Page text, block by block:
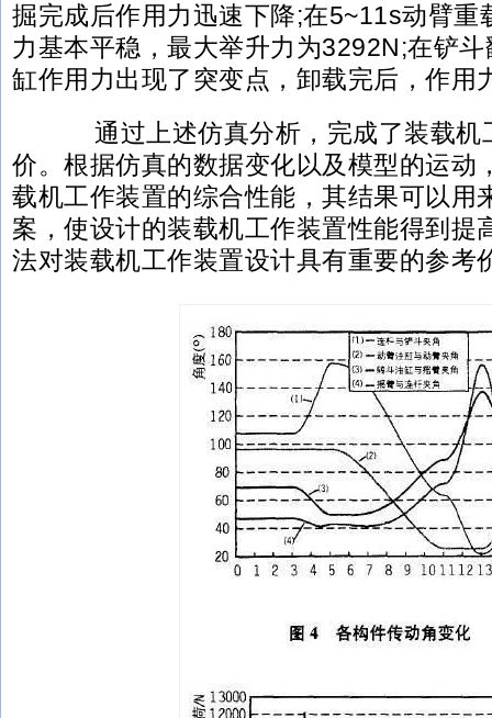
掘完成后作用力迅速下降;在5~11s动臂重
力基本平稳，最大举升力为3292N;在铲
缸作用力出现了突变点，卸载完后，作用
通过上述仿真分析，完成了装载机
价。根据仿真的数据变化以及模型的运动
载机工作装置的综合性能，其结果可以用
案，使设计的装载机工作装置性能得到提
法对装载机工作装置设计具有重要的参考